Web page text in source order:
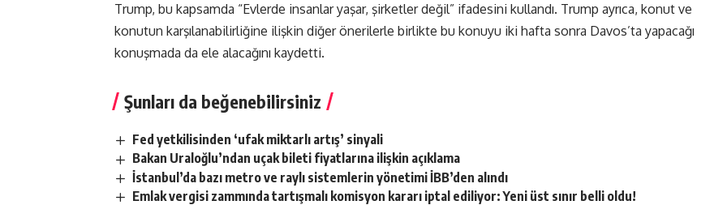
Trump, bu kapsamda “Evlerde insanlar yaşar, şirketler değil” ifadesini kullandı. Trump ayrıca, konut ve
konutun karşılanabilirliğine ilişkin diğer önerilerle birlikte bu konuyu iki hafta sonra Davos’ta yapacağı
konuşmada da ele alacağını kaydetti.
Şunları da beğenebilirsiniz
Fed yetkilisinden ‘ufak miktarlı artış’ sinyali
Bakan Uraloğlu’ndan uçak bileti fiyatlarına ilişkin açıklama
İstanbul’da bazı metro ve raylı sistemlerin yönetimi İBB’den alındı
Emlak vergisi zammında tartışmalı komisyon kararı iptal ediliyor: Yeni üst sınır belli oldu!